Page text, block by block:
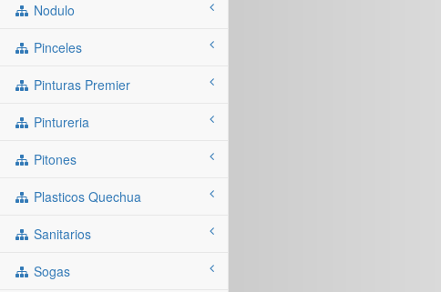
Nodulo
Pinceles
Pinturas Premier
Pintureria
Pitones
Plasticos Quechua
Sanitarios
Sogas